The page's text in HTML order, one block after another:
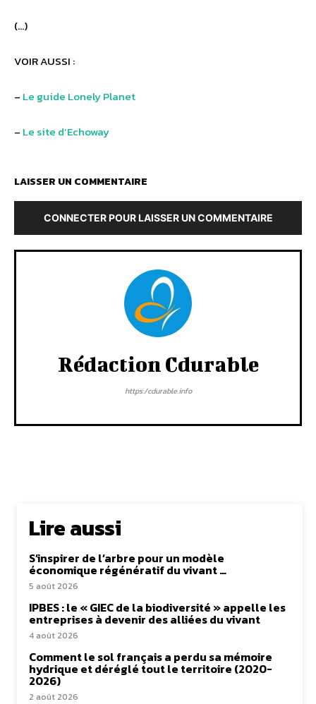
(…)
VOIR AUSSI :
– Le guide Lonely Planet
– Le site d’Echoway
LAISSER UN COMMENTAIRE
CONNECTER POUR LAISSER UN COMMENTAIRE
Rédaction Cdurable
https:/cdurable.info
Lire aussi
S’inspirer de l’arbre pour un modèle
économique régénératif du vivant …
5 août 2026
IPBES : le « GIEC de la biodiversité » appelle les
entreprises à devenir des alliées du vivant
4 août 2026
Comment le sol français a perdu sa mémoire
hydrique et déréglé tout le territoire (2020-
2026)
2 août 2026